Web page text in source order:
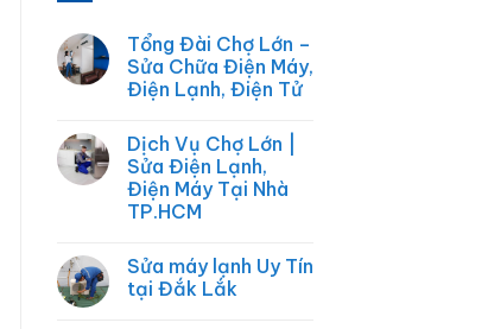
Tổng Đài Chợ Lớn –
Sửa Chữa Điện Máy,
Điện Lạnh, Điện Tử
bình
luận
ở
Tổng
Đài
Chợ
Sửa
Chữa
Điện
Dịch Vụ Chợ Lớn |
Sửa Điện Lạnh,
Điện Máy Tại Nhà
TP.HCM
bình
luận
ở
Sửa máy lạnh Uy Tín
tại Đắk Lắk